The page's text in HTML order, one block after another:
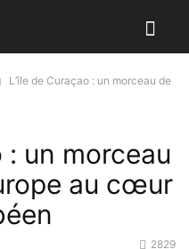
L’île de Curaçao : un morceau de
: un morceau
au cœur
2829